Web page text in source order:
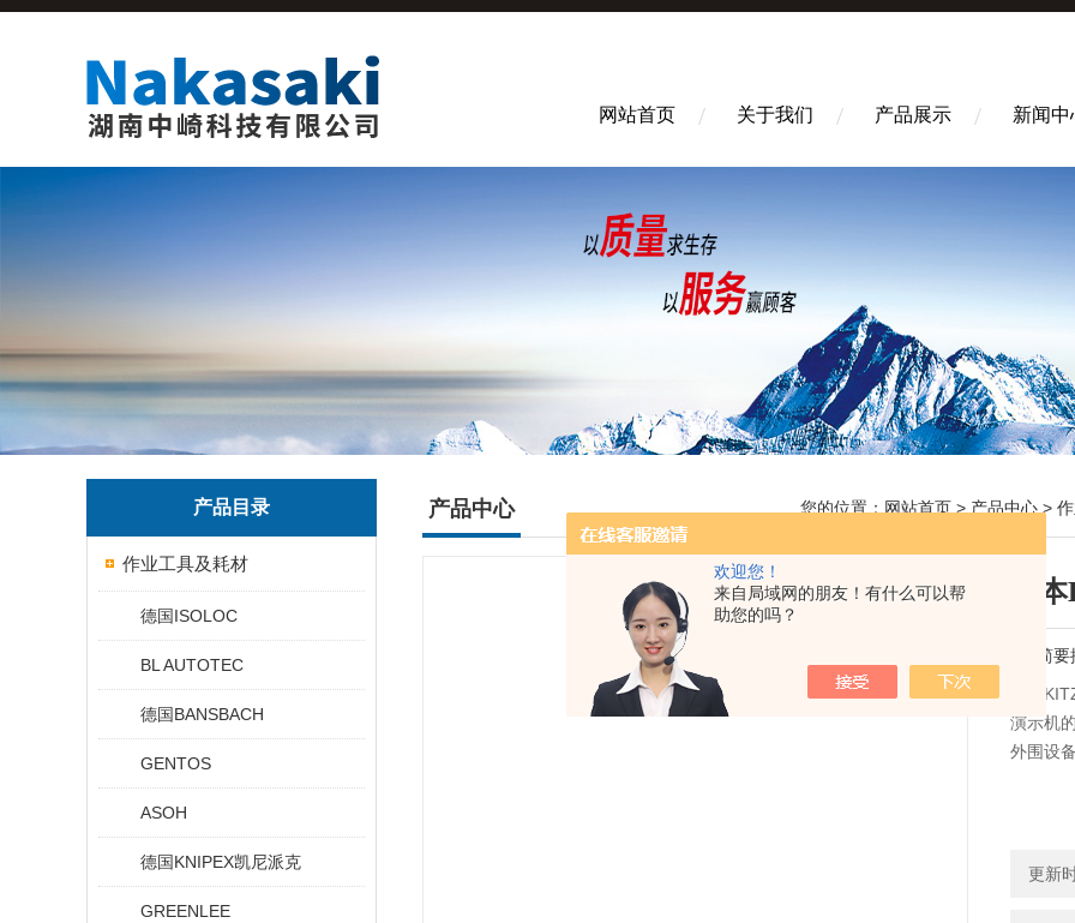
欢迎您！
来自局域网的朋友！有什么可以帮
助您的吗？
网站首页 关于我们 产品展示 新闻中
产品目录
作业工具及耗材
德国ISOLOC
BL AUTOTEC
德国BANSBACH
GENTOS
ASOH
德国KNIPEX凯尼派克
GREENLEE
产品中心 您的位置： 网站首页 > 产品中心 >
日
简
日本
演示机
外围设
更新